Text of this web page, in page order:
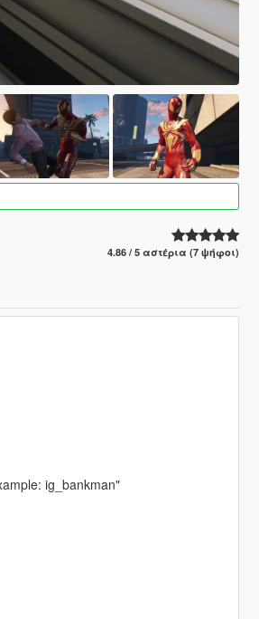
4.86 / 5 αστέρια (7 ψήφοι)
ig_bankman"